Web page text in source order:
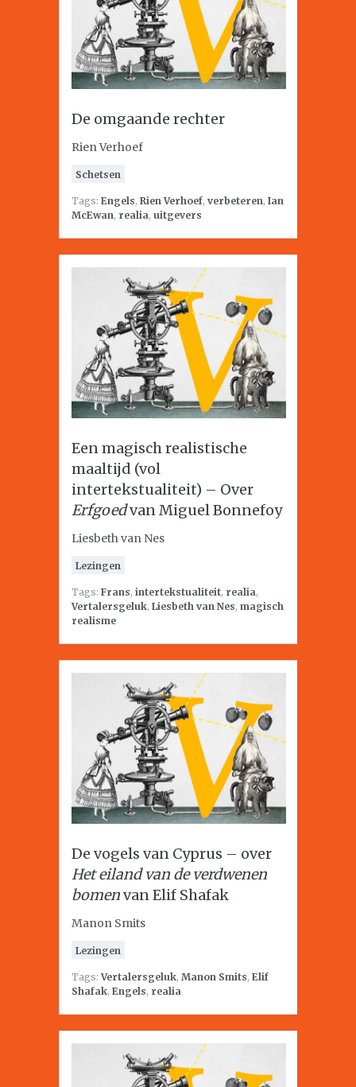
De omgaande rechter
Rien Verhoef
Schetsen
Tags: Engels, Rien Verhoef, verbeteren, Ian
McEwan, realia, uitgevers
Een magisch realistische
maaltijd (vol
intertekstualiteit) – Over
Erfgoedvan Miguel Bonnefoy
Liesbeth van Nes
Lezingen
Tags: Frans, intertekstualiteit, realia,
Vertalersgeluk, Liesbeth van Nes, magisch
realisme
De vogels van Cyprus – over
Het eiland van de verdwenen
bomenvan Elif Shafak
Manon Smits
Lezingen
Tags:Vertalersgeluk, Manon Smits, Elif
Shafak, Engels, realia